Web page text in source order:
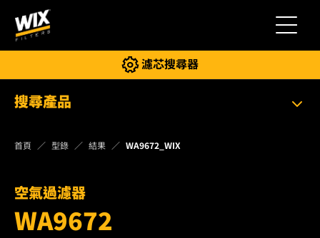
切換導航
濾芯搜尋器
搜尋產品
首頁 型錄 結果 WA9672_WIX
空氣過濾器
WA9672